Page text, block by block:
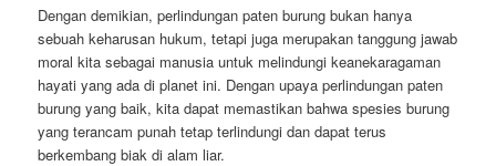
Dengan demikian, perlindungan paten burung bukan hanya
sebuah keharusan hukum, tetapi juga merupakan tanggung jawab
moral kita sebagai manusia untuk melindungi keanekaragaman
hayati yang ada di planet ini. Dengan upaya perlindungan paten
burung yang baik, kita dapat memastikan bahwa spesies burung
yang terancam punah tetap terlindungi dan dapat terus
berkembang biak di alam liar.